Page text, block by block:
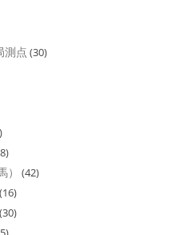
測点 (30)
(42)
(16)
(30)